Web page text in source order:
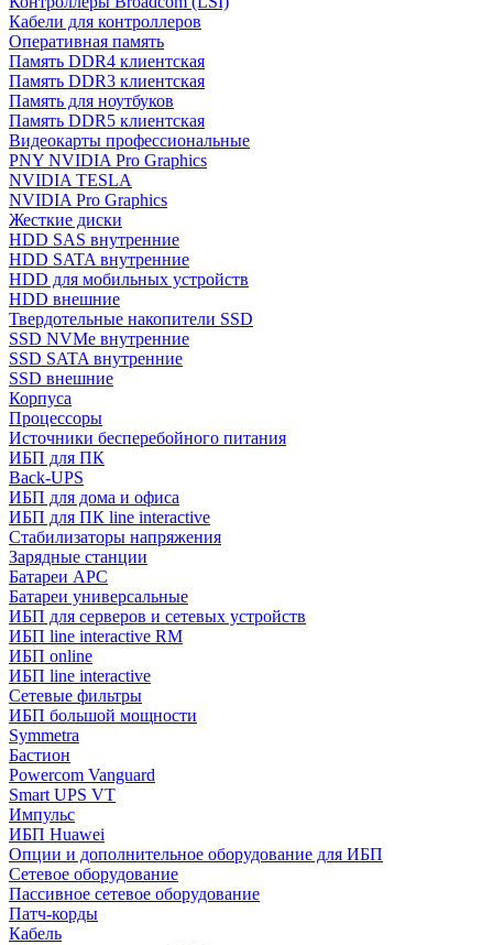
Кабели для контроллеров
Оперативная память
Память DDR4 клиентская
Память DDR3 клиентская
Память для ноутбуков
Память DDR5 клиентская
Видеокарты профессиональные
PNY NVIDIA Pro Graphics
NVIDIA TESLA
NVIDIA Pro Graphics
Жесткие диски
HDD SAS внутренние
HDD SATA внутренние
HDD для мобильных устройств
HDD внешние
Твердотельные накопители SSD
SSD NVMe внутренние
SSD SATA внутренние
SSD внешние
Корпуса
Процессоры
Источники бесперебойного питания
ИБП для ПК
Back-UPS
ИБП для дома и офиса
ИБП для ПК linе interactive
Стабилизаторы напряжения
Зарядные станции
Батареи APC
Батареи универсальные
ИБП для серверов и сетевых устройств
ИБП line interactive RM
ИБП online
ИБП linе interactive
Сетевые фильтры
ИБП большой мощности
Symmetra
Бастион
Powercom Vanguard
Smart UPS VT
Импульс
ИБП Huawei
Опции и дополнительное оборудование для ИБП
Сетевое оборудование
Пассивное сетевое оборудование
Патч-корды
Кабель